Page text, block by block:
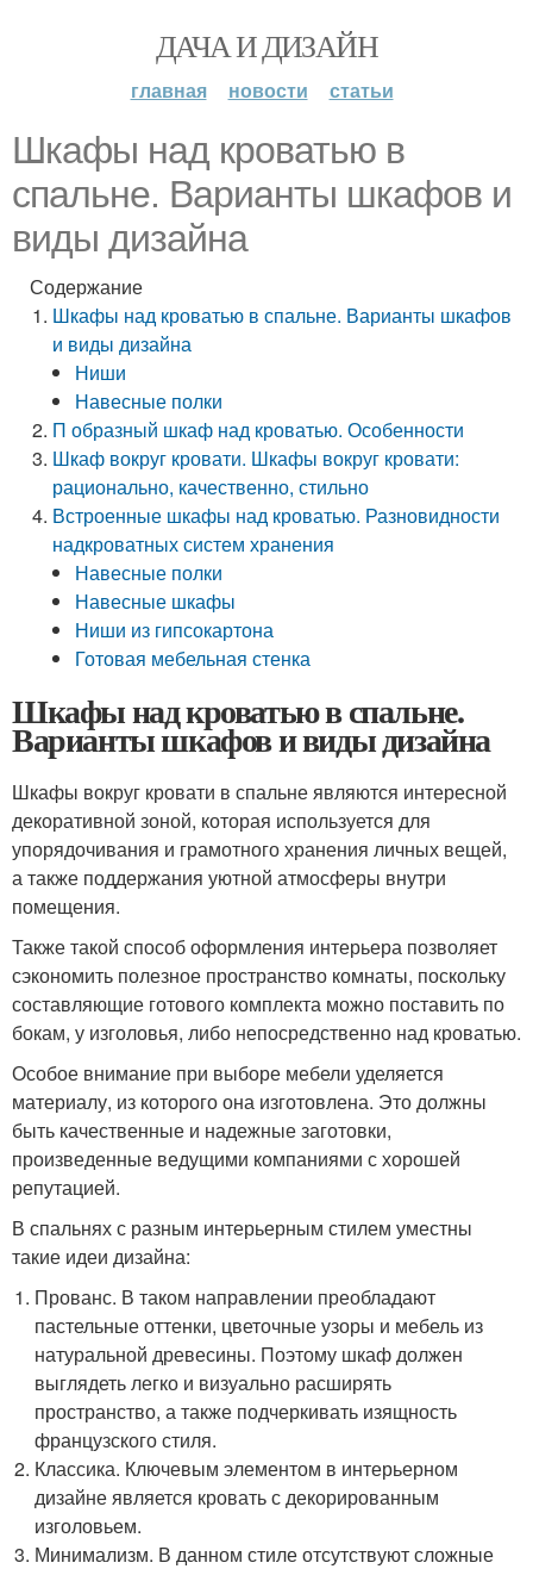
ДАЧА И ДИЗАЙН
главная новости статьи
Шкафы над кроватью в
спальне. Варианты шкафов и
виды дизайна
Содержание
Шкафы над кроватью в спальне. Варианты шкафов
и виды дизайна
Ниши
Навесные полки
П образный шкаф над кроватью. Особенности
Шкаф вокруг кровати. Шкафы вокруг кровати:
рационально, качественно, стильно
Встроенные шкафы над кроватью. Разновидности
надкроватных систем хранения
Навесные полки
Навесные шкафы
Ниши из гипсокартона
Готовая мебельная стенка
Шкафы над кроватью в спальне.
Варианты шкафов и виды дизайна
Шкафы вокруг кровати в спальне являются интересной
декоративной зоной, которая используется для
упорядочивания и грамотного хранения личных вещей,
а также поддержания уютной атмосферы внутри
помещения.
Также такой способ оформления интерьера позволяет
сэкономить полезное пространство комнаты, поскольку
составляющие готового комплекта можно поставить по
бокам, у изголовья, либо непосредственно над кроватью.
Особое внимание при выборе мебели уделяется
материалу, из которого она изготовлена. Это должны
быть качественные и надежные заготовки,
произведенные ведущими компаниями с хорошей
репутацией.
В спальнях с разным интерьерным стилем уместны
такие идеи дизайна:
Прованс. В таком направлении преобладают
пастельные оттенки, цветочные узоры и мебель из
натуральной древесины. Поэтому шкаф должен
выглядеть легко и визуально расширять
пространство, а также подчеркивать изящность
французского стиля.
Классика. Ключевым элементом в интерьерном
дизайне является кровать с декорированным
изголовьем.
Минимализм. В данном стиле отсутствуют сложные